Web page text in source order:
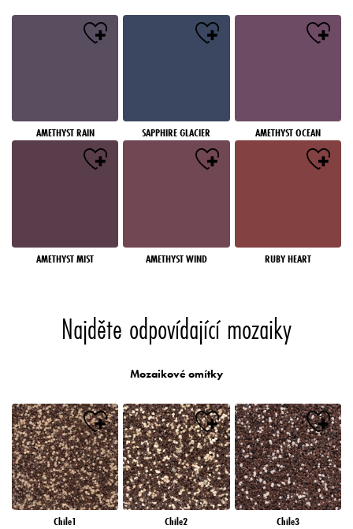
AMETHYST RAIN SAPPHIRE GLACIER AMETHYST OCEAN
AMETHYST MIST AMETHYST WIND RUBY HEART
Najděte odpovídající mozaiky
Mozaikové omítky
Chile1 Chile2 Chile3